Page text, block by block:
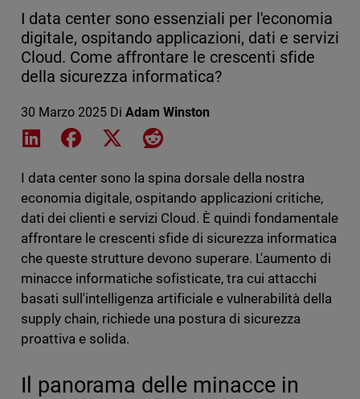
I data center sono essenziali per l'economia
digitale, ospitando applicazioni, dati e servizi
Cloud. Come affrontare le crescenti sfide
della sicurezza informatica?
30 Marzo 2025 Di Adam Winston
Share on LinkedIn
Share on Facebook
Share on XShare on Reddit
I data center sono la spina dorsale della nostra
economia digitale, ospitando applicazioni critiche,
dati dei clienti e servizi Cloud. È quindi fondamentale
affrontare le crescenti sfide di sicurezza informatica
che queste strutture devono superare. L'aumento di
minacce informatiche sofisticate, tra cui attacchi
basati sull'intelligenza artificiale e vulnerabilità della
supply chain, richiede una postura di sicurezza
proattiva e solida.
Il panorama delle minacce in